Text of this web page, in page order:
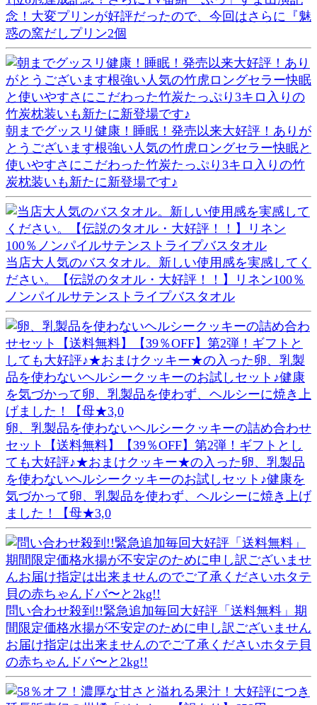
念！大変プリンが好評だったので、今回はさらに『魅
惑の窯だしプリン2個
朝までグッスリ健康！睡眠！発売以来大好評！ありが
とうございます根強い人気の竹虎ロングセラー快眠と
使いやすさにこだわった竹炭たっぷり3キロ入りの竹
炭枕装いも新たに新登場です♪
当店大人気のバスタオル。新しい使用感を実感してく
ださい。【伝説のタオル・大好評！！】リネン100％
ノンパイルサテンストライプバスタオル
卵、乳製品を使わないヘルシークッキーの詰め合わせ
セット【送料無料】【39％OFF】第2弾！ギフトとし
ても大好評♪★おまけクッキー★の入った卵、乳製品
を使わないヘルシークッキーのお試しセット♪健康を
気づかって卵、乳製品を使わず、ヘルシーに焼き上げ
ました！【母★3,0
問い合わせ殺到!!緊急追加毎回大好評「送料無料」期
間限定価格水揚が不安定のために申し訳ございません
お届け指定は出来ませんのでご了承くださいホタテ貝
の赤ちゃんドバ〜と2kg!!